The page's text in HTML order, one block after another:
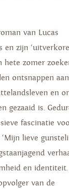
van Lucas
zijn
hete zomer
ontsnappen
en
gezaaid is.
fascinatie
lieve
en
van de